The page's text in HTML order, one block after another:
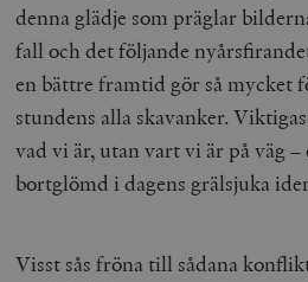
denna glädje som präglar
fall och det följande
en bättre framtid gör så mycket
stundens alla skavanker.
vad vi är, utan vart vi är på väg
bortglömd i dagens grälsjuka
Visst sås fröna till sådana